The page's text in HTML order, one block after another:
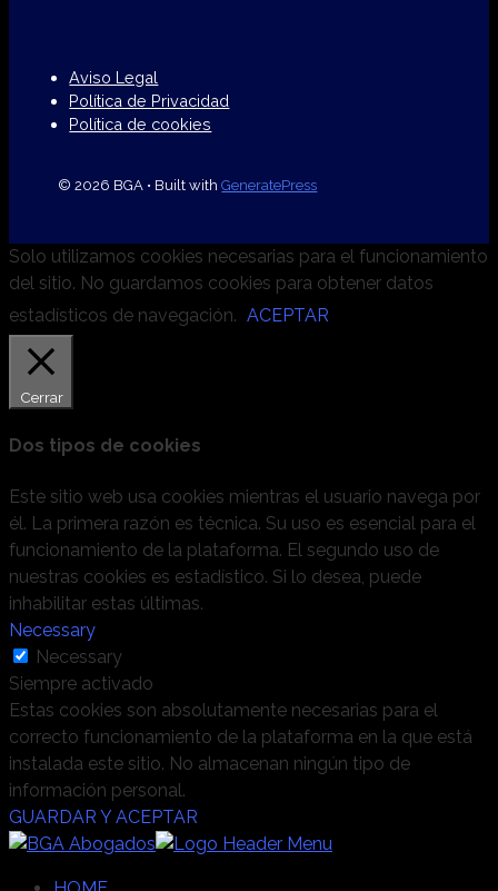
Aviso Legal
Política de Privacidad
Política de cookies
© 2026 BGA • Built withGeneratePress
Solo utilizamos cookies necesarias para el funcionamiento
del sitio. No guardamos cookies para obtener datos
estadísticos de navegación. ACEPTAR
Cerrar
Dos tipos de cookies
Este sitio web usa cookies mientras el usuario navega por
él. La primera razón es técnica. Su uso es esencial para el
funcionamiento de la plataforma. El segundo uso de
nuestras cookies es estadístico. Si lo desea, puede
inhabilitar estas últimas.
Necessary
Necessary
Siempre activado
Estas cookies son absolutamente necesarias para el
correcto funcionamiento de la plataforma en la que está
instalada este sitio. No almacenan ningún tipo de
información personal.
GUARDAR Y ACEPTAR